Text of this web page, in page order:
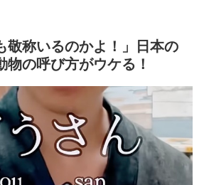
敬称いるのかよ！」日本の
物の呼び方がウケる！